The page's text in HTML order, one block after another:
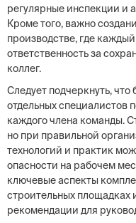
регулярные инспекции и
Кроме того, важно
производстве, где
ответственность за
коллег.
Следует подчеркнуть, что
отдельных специалистов
каждого члена команды.
но при правильной
технологий и практик
опасности на рабочем
ключевые аспекты
строительных площадках
рекомендации для